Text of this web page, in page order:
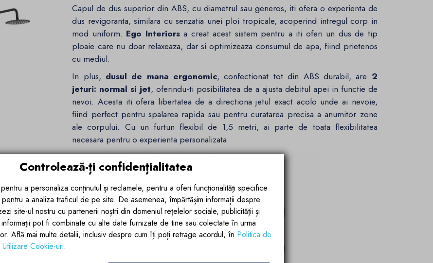
Capul de dus superior din ABS, cu diametrul sau generos, iti ofera o experienta de
dus revigoranta, similara cu senzatia unei ploi tropicale, acoperind intregul corp in
mod uniform. Ego Interiorsa creat acest sistem pentru a iti oferi un dus de tip
ploaie care nu doar relaxeaza, dar si optimizeaza consumul de apa, fiind prietenos
cu mediul.
In plus, dusul de mana ergonomic, confectionat tot din ABS durabil, are 2
jeturi: normal si jet, oferindu-ti posibilitatea de a ajusta debitul apei in functie de
nevoi. Acesta iti ofera libertatea de a directiona jetul exact acolo unde ai nevoie,
fiind perfect pentru spalarea rapida sau pentru curatarea precisa a anumitor zone
ale corpului. Cu un furtun flexibil de 1,5 metri, ai parte de toata flexibilitatea
necesara pentru o experienta personalizata.
Controlează-ți confidențialitatea
a personaliza conținutul și reclamele, pentru a oferi funcționalități specifice
a analiza traficul de pe site. De asemenea, împărtășim informații despre
site-ul nostru cu partenerii noștri din domeniul rețelelor sociale, publicității și
pot fi combinate cu alte date furnizate de tine sau colectate în urma
Află mai multe detalii, inclusiv despre cum îți poți retrage acordul, în Politica de
Cookie-uri.